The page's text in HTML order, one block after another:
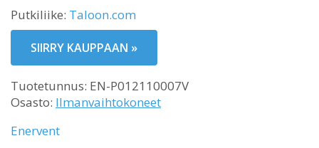
Putkiliike: Taloon.com
SIIRRY KAUPPAAN »
Tuotetunnus: EN-P012110007V
Osasto: Ilmanvaihtokoneet
Enervent